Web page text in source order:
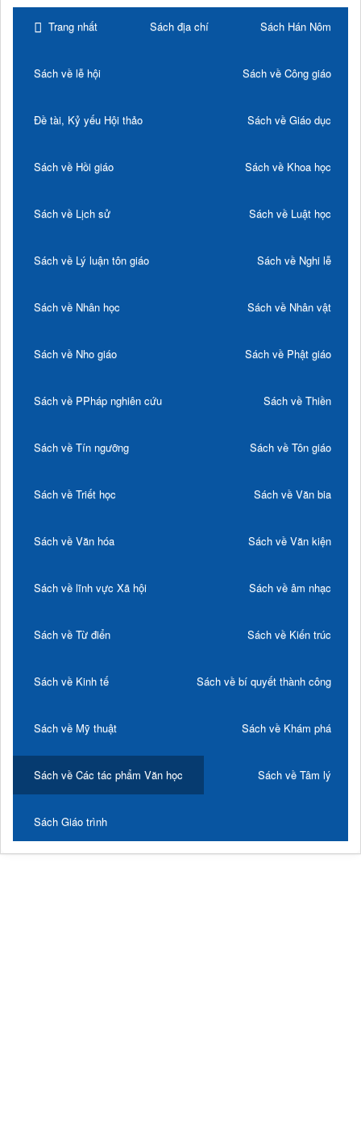
Trang nhất Sách địa chí Sách Hán Nôm
Sách về lễ hội Sách về Công giáo
Đề tài, Kỷ yếu Hội thảo Sách về Giáo dục
Sách về Hồi giáo Sách về Khoa học
Sách về Lịch sử Sách về Luật học
Sách về Lý luận tôn giáo Sách về Nghi lễ
Sách về Nhân học Sách về Nhân vật
Sách về Nho giáo Sách về Phật giáo
Sách về PPháp nghiên cứu Sách về Thiền
Sách về Tín ngưỡng Sách về Tôn giáo
Sách về Triết học Sách về Văn bia
Sách về Văn hóa Sách về Văn kiện
Sách về lĩnh vực Xã hội Sách về âm nhạc
Sách về Từ điển Sách về Kiến trúc
Sách về Kinh tế Sách về bí quyết thành công
Sách về Mỹ thuật Sách về Khám phá
Sách về Các tác phẩm Văn học Sách về Tâm lý
Sách Giáo trình